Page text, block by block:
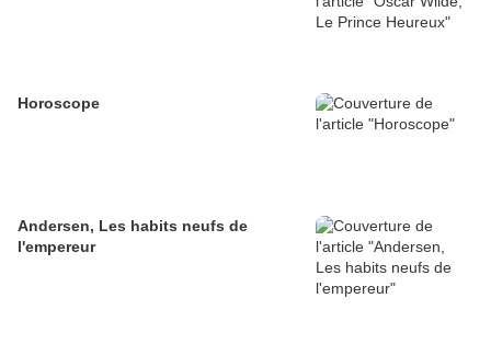
Horoscope
Andersen, Les habits neufs de
l'empereur